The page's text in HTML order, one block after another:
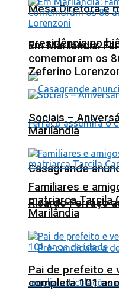
Mesa Diretora e
presidência no
Casagrande
Ricardo Ferraço
Em Marilândia:
comemoram os
Zeferino
Sociais –
Marilândia
Familiares e
matriarca Tarcila
Marilândia
Pai de prefeito e
completa 101